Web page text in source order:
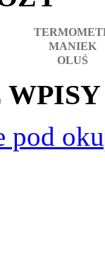
MANIEK
OLUŚ
WPISY
pod